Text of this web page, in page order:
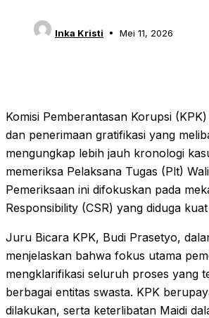
Inka Kristi Mei 11, 2026
Komisi Pemberantasan Korupsi
dan penerimaan gratifikasi yang
mengungkap lebih jauh kronologi
memeriksa Pelaksana Tugas (Plt)
Pemeriksaan ini difokuskan pada
Responsibility (CSR) yang diduga
Juru Bicara KPK, Budi Prasetyo,
menjelaskan bahwa fokus utama
mengklarifikasi seluruh proses yang
berbagai entitas swasta. KPK
dilakukan, serta keterlibatan Maidi